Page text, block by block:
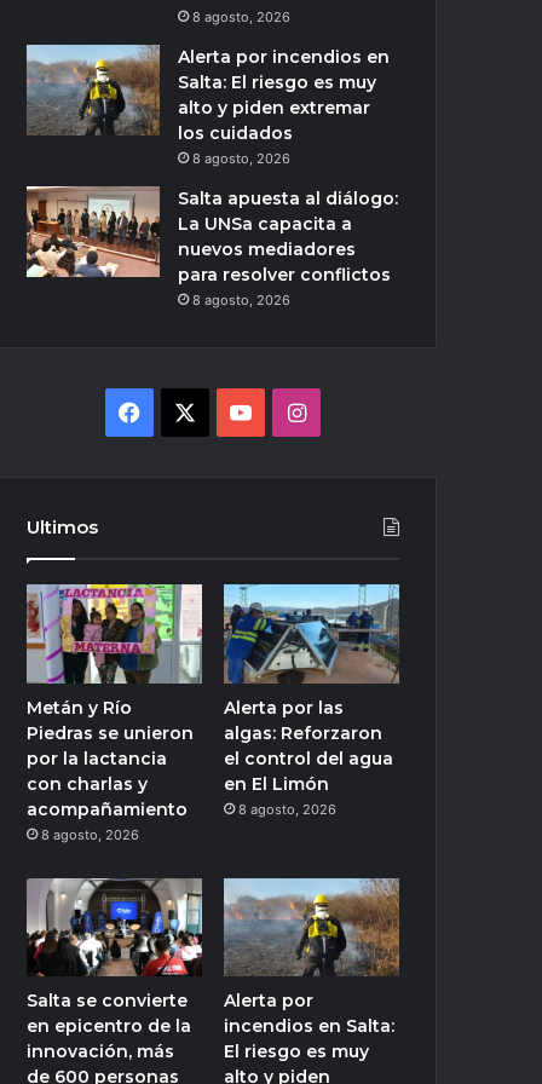
8 agosto, 2026
Alerta por incendios en
Salta: El riesgo es muy
alto y piden extremar
los cuidados
8 agosto, 2026
Salta apuesta al diálogo:
La UNSa capacita a
nuevos mediadores
para resolver conflictos
8 agosto, 2026
Facebook YouTubeInstagram
Ultimos
Metán y Río
Piedras se unieron
por la lactancia
con charlas y
acompañamiento
8 agosto, 2026
Alerta por las
algas: Reforzaron
el control del agua
en El Limón
8 agosto, 2026
Salta se convierte
en epicentro de la
innovación, más
de 600 personas
Alerta por
incendios en Salta:
El riesgo es muy
alto y piden